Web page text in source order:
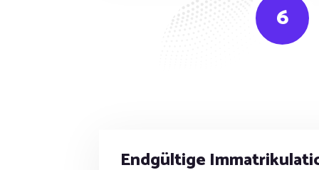
6
Endgültige